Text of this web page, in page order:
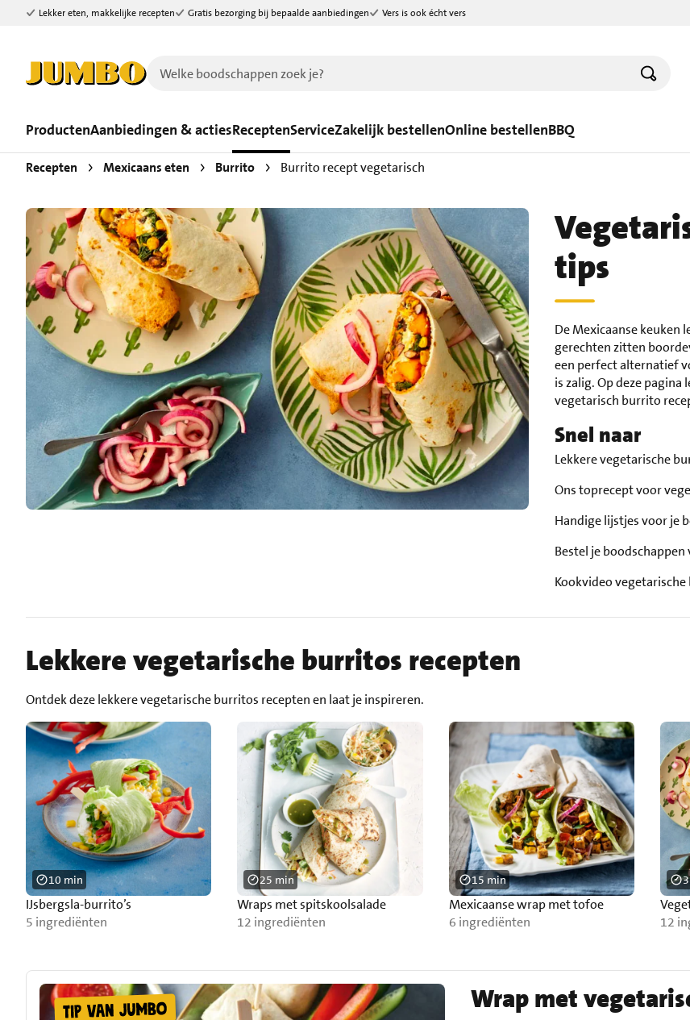
Ga naar zoeken
Ga naar hoofdinhoud
Lekker eten, makkelijke recepten Gratis bezorging bij bepaalde aanbiedingen Vers is ook écht vers
ProductenAanbiedingen & actiesReceptenServiceZakelijk bestellenOnline bestellenBBQ
Recepten Mexicaans eten Burrito Burrito recept vegetarisch
tips
De Mexicaanse keuken
gerechten zitten
een perfect alternatief
is zalig. Op deze pagina
vegetarisch burrito
Snel naar
Lekkere vegetarische
Ons toprecept voor
Handige lijstjes voor je
Bestel je
Kookvideo
Lekkere vegetarische burritos recepten
Ontdek deze lekkere vegetarische burritos recepten en laat je inspireren.
IJsbergsla-burrito’s
5 ingrediënten
10 min
Wraps met spitskoolsalade
12 ingrediënten
25 min
Mexicaanse wrap met tofoe
6 ingrediënten
15 min
12
Wrap met